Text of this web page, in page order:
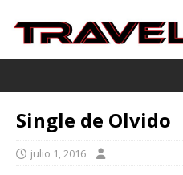
Single de Olvido
julio 1, 2016